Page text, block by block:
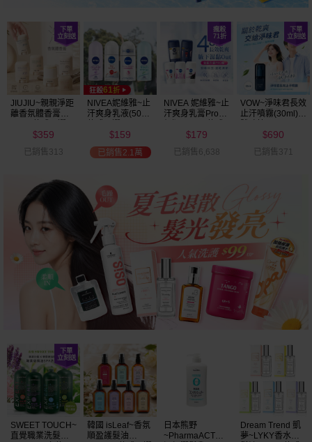
JIUJIU~親親淨距
離香氛體香膏
$359
已銷售313
NIVEA妮維雅~止
汗爽身乳液(50ml)
$159
已銷售2.1萬
NIVEA 妮維雅~止
汗爽身乳膏Pro升
$179
已銷售6,638
VOW~淨味君長效
止汗噴霧(30ml)
$690
已銷售371
SWEET TOUCH~
直覺職業洗髮精
韓國 isLeaf~香氛
順盈護髮油
日本熊野
~PharmaACT無
Dream Trend 凱
夢~LYKY香水護